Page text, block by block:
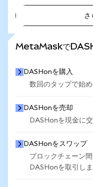
さ
MetaMaskで
DASHonを購入
数回のタップで始め
DASHonを売却
DASHonを現金に交
DASHonをスワップ
ブロックチェーン
DASHonを取引しま